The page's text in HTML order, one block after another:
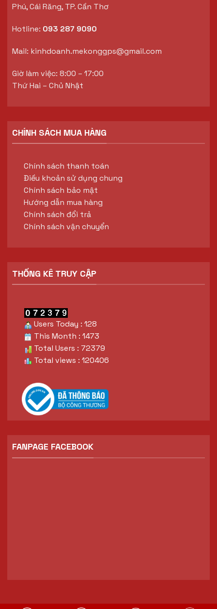
Phú, Cái Răng, TP. Cần Thơ
Hotline: 093 287 9090
Mail: kinhdoanh.mekonggps@gmail.com
Giờ làm việc: 8:00 – 17:00
Thứ Hai – Chủ Nhật
CHÍNH SÁCH MUA HÀNG
Chính sách thanh toán
Điều khoản sử dụng chung
Chính sách bảo mật
Hướng dẫn mua hàng
Chính sách đổi trả
Chính sách vận chuyển
THỐNG KÊ TRUY CẬP
Users Today : 128
This Month : 1473
Total Users : 72379
Total views : 120406
FANPAGE FACEBOOK